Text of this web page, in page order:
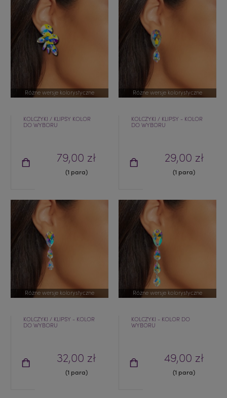
Różne wersje kolorystyczne
KOLCZYKI / KLIPSY KOLOR
DO WYBORU
79,00 zł
(1 para)
Różne wersje kolorystyczne
KOLCZYKI / KLIPSY - KOLOR
DO WYBORU
29,00 zł
(1 para)
Różne wersje kolorystyczne
KOLCZYKI / KLIPSY - KOLOR
DO WYBORU
32,00 zł
(1 para)
Różne wersje kolorystyczne
KOLCZYKI - KOLOR DO
WYBORU
49,00 zł
(1 para)